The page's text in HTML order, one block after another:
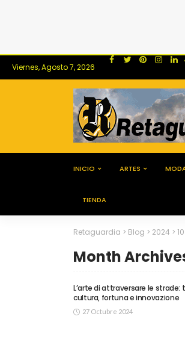
Viernes, Agosto 7, 2026
INICIO ARTES
TIENDA
Retaguardia > Blog > 2024 > 10
Month
L’arte di attraversare le strade:
cultura, fortuna e innovazione
27 Octubre 2024